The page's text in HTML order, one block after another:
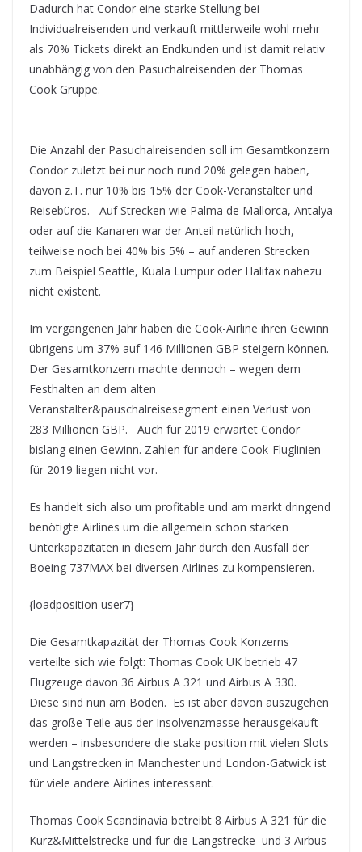
Dadurch hat Condor eine starke Stellung bei
Individualreisenden und verkauft mittlerweile wohl mehr
als 70% Tickets direkt an Endkunden und ist damit relativ
unabhängig von den Pasuchalreisenden der Thomas
Cook Gruppe.
Die Anzahl der Pasuchalreisenden soll im Gesamtkonzern
Condor zuletzt bei nur noch rund 20% gelegen haben,
davon z.T. nur 10% bis 15% der Cook-Veranstalter und
Reisebüros. Auf Strecken wie Palma de Mallorca, Antalya
oder auf die Kanaren war der Anteil natürlich hoch,
teilweise noch bei 40% bis 5% – auf anderen Strecken
zum Beispiel Seattle, Kuala Lumpur oder Halifax nahezu
nicht existent.
Im vergangenen Jahr haben die Cook-Airline ihren Gewinn
übrigens um 37% auf 146 Millionen GBP steigern können.
Der Gesamtkonzern machte dennoch – wegen dem
Festhalten an dem alten
Veranstalter&pauschalreisesegment einen Verlust von
283 Millionen GBP. Auch für 2019 erwartet Condor
bislang einen Gewinn. Zahlen für andere Cook-Fluglinien
für 2019 liegen nicht vor.
Es handelt sich also um profitable und am markt dringend
benötigte Airlines um die allgemein schon starken
Unterkapazitäten in diesem Jahr durch den Ausfall der
Boeing 737MAX bei diversen Airlines zu kompensieren.
{loadposition user7}
Die Gesamtkapazität der Thomas Cook Konzerns
verteilte sich wie folgt: Thomas Cook UK betrieb 47
Flugzeuge davon 36 Airbus A 321 und Airbus A 330.
Diese sind nun am Boden. Es ist aber davon auszugehen
das große Teile aus der Insolvenzmasse herausgekauft
werden – insbesondere die stake position mit vielen Slots
und Langstrecken in Manchester und London-Gatwick ist
für viele andere Airlines interessant.
Thomas Cook Scandinavia betreibt 8 Airbus A 321 für die
Kurz&Mittelstrecke und für die Langstrecke und 3 Airbus